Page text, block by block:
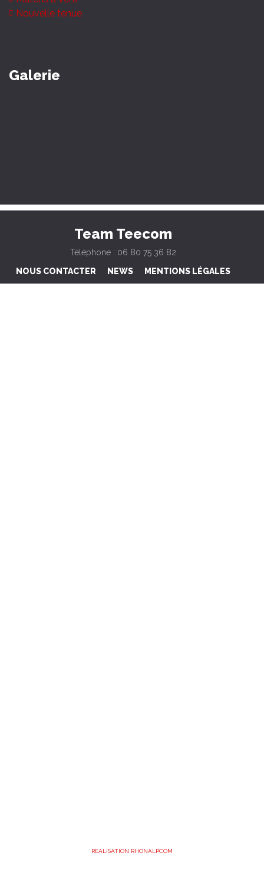
Nouvelle tenue
Galerie
Team Teecom
Téléphone : 06 80 75 36 82
NOUS CONTACTER
NEWS MENTIONS LÉGALES
REALISATION RHONALPCOM